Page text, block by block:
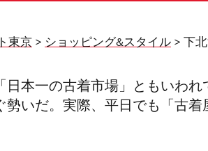
東京 > ショッピング&スタイル > 下
日本一の古着市場」ともいわ
勢いだ。実際、平日でも「古